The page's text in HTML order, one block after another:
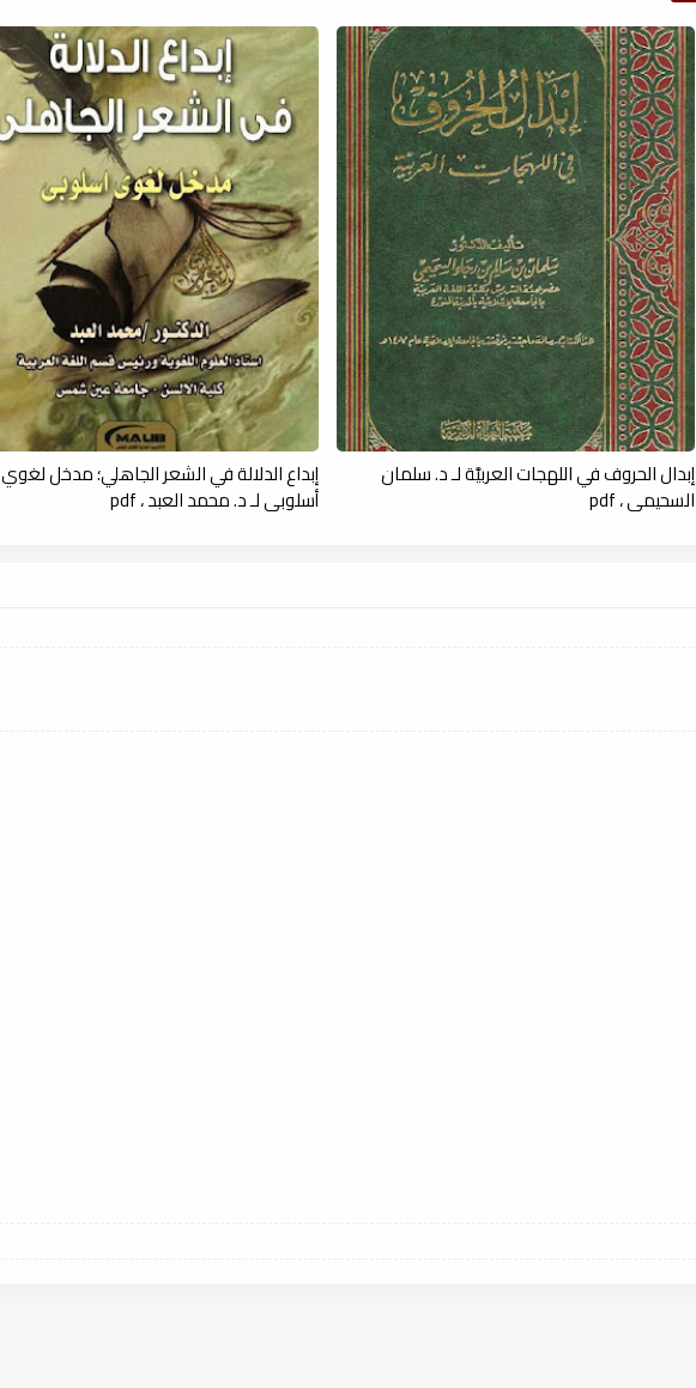
إبدال الحروف في اللهجات العربيَّة لـ د. سلمان
السحيمي ، pdf
إبداع الدلالة في الشعر الجاهلي؛ مدخل لغوي
أسلوبي لـ د. محمد العبد ، pdf